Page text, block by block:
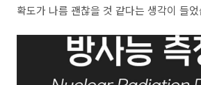
확도가 나름 괜찮을 것 같다는 생각이 들